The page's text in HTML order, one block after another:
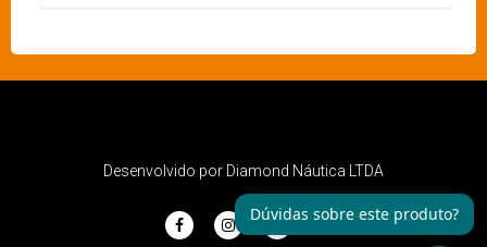
Desenvolvido por Diamond Náutica LTDA
Dúvidas sobre este produto?